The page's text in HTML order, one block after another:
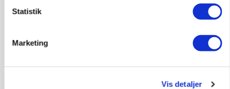
Statistik
Marketing
Vis detaljer